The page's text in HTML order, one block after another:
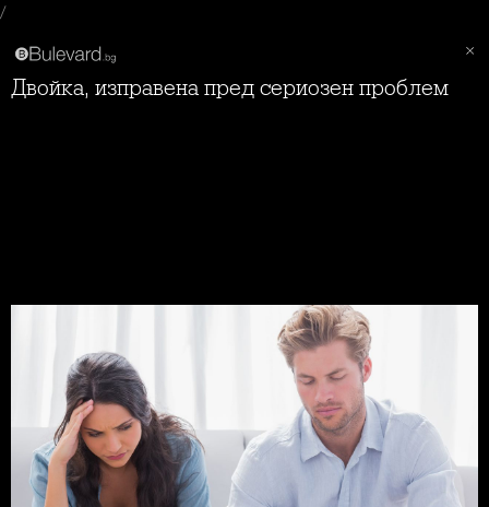
/
Двойка, изправена пред сериозен проблем